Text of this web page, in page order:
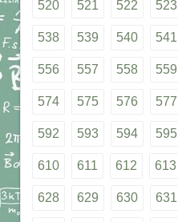
520 521 522 523
538 539 540 541
556 557 558 559
574 575 576 577
592 593 594 595
610 611 612 613
628 629 630 631